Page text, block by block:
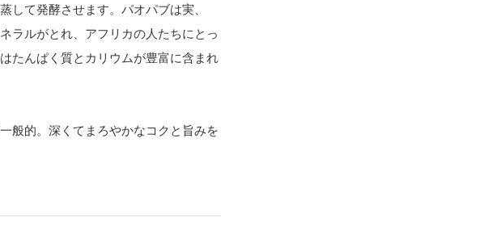
て発酵させます。パオパブは実、
ラルがとれ、アフリカの人たちにとっ
たんぱく質とカリウムが豊富に含まれ
般的。深くてまろやかなコクと旨みを